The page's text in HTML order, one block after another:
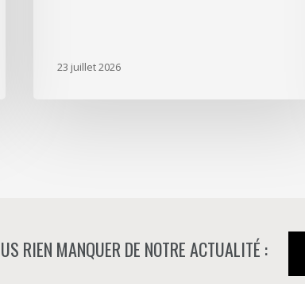
23 juillet 2026
RIEN MANQUER DE NOTRE ACTUALITÉ :